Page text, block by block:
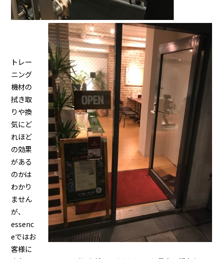
トレー
ニング
機材の
拭き取
りや換
気にど
れほど
の効果
がある
のかは
わかり
ません
が、
essenc
eではお
客様に